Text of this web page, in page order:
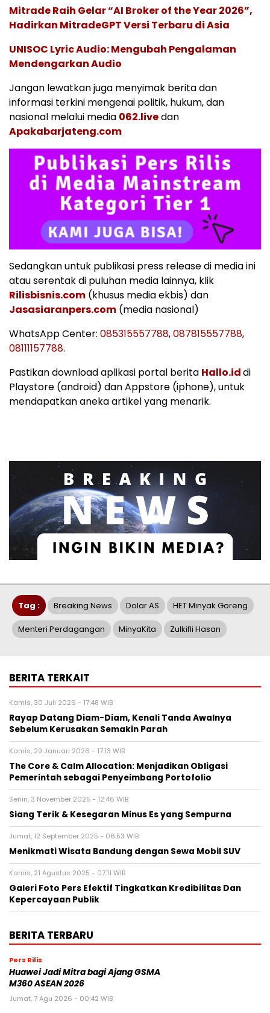
Mitrade Raih Gelar “AI Broker of the Year 2026”,
Hadirkan MitradeGPT Versi Terbaru di Asia
UNISOC Lyric Audio: Mengubah Pengalaman
Mendengarkan Audio
Jangan lewatkan juga menyimak berita dan
informasi terkini mengenai politik, hukum, dan
nasional melalui media 062.livedan
Apakabarjateng.com
Sedangkan untuk publikasi press release di media ini
atau serentak di puluhan media lainnya, klik
Rilisbisnis.com (khusus media ekbis) dan
Jasasiaranpers.com (media nasional)
WhatsApp Center: 085315557788,087815557788,
08111157788.
Pastikan download aplikasi portal berita Hallo.iddi
Playstore (android) dan Appstore (iphone), untuk
mendapatkan aneka artikel yang menarik.
Tag : Breaking News Dolar AS HET Minyak Goreng
Menteri Perdagangan MinyaKita Zulkifli Hasan
BERITA TERKAIT
Kamis, 30 Juli 2026 - 17:48 WIB
Rayap Datang Diam-Diam, Kenali Tanda Awalnya
Sebelum Kerusakan Semakin Parah
Kamis, 29 Januari 2026 - 17:13 WIB
The Core & Calm Allocation: Menjadikan Obligasi
Pemerintah sebagai Penyeimbang Portofolio
Senin, 3 November 2025 - 12:46 WIB
Siang Terik & Kesegaran Minus Es yang Sempurna
Jumat, 12 September 2025 - 06:53 WIB
Menikmati Wisata Bandung dengan Sewa Mobil SUV
Kamis, 21 Agustus 2025 - 07:11 WIB
Galeri Foto Pers Efektif Tingkatkan Kredibilitas Dan
Kepercayaan Publik
BERITA TERBARU
Pers Rilis
Huawei Jadi Mitra bagi Ajang GSMA
M360 ASEAN 2026
Jumat, 7 Agu 2026 - 00:42 WIB